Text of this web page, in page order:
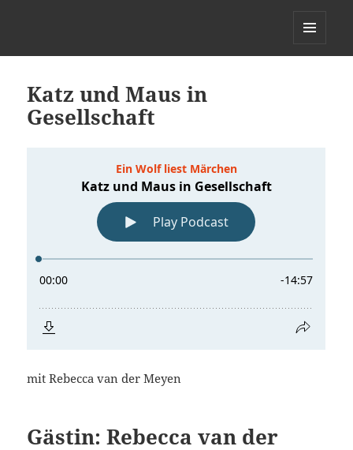
Katz und Maus in
Gesellschaft
mit Rebecca van der Meyen
Gästin: Rebecca van der